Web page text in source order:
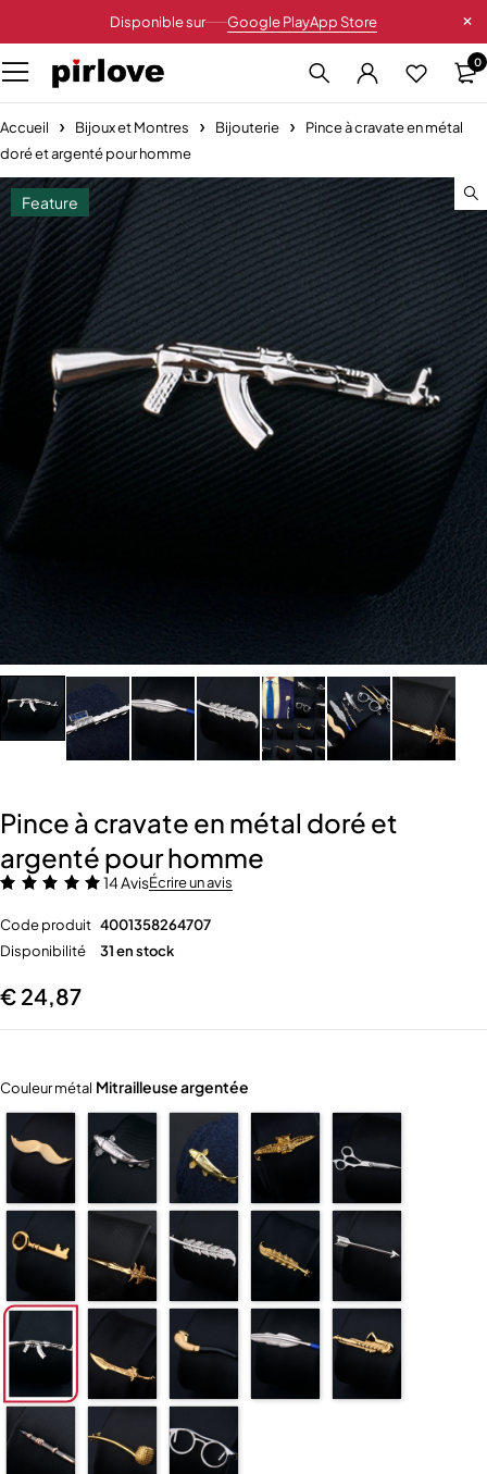
Disponible sur Google PlayApp Store
0
Accueil Bijoux et Montres Bijouterie
Pince à cravate en métal
doré et argenté pour homme
Feature
Pince à cravate en métal doré et
argenté pour homme
14 AvisÉcrire un avis
Code produit 4001358264707
Disponibilité
31 en stock
€ 24,87
Couleur métal Mitrailleuse argentée